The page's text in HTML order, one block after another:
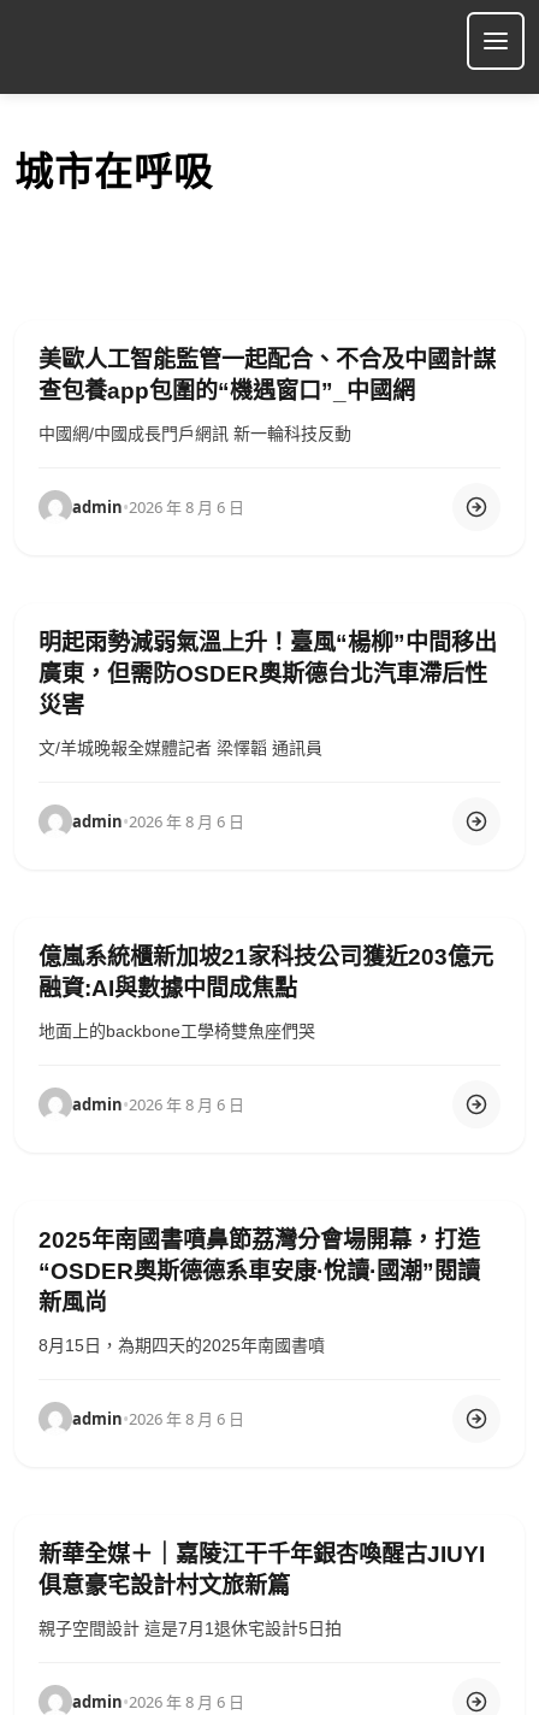
p
城市在呼吸
美歐人工智能監管一起配合、不合及中國計謀
查包養app包圍的“機遇窗口”_中國網
中國網/中國成長門戶網訊 新一輪科技反動
admin•2026 年 8 月 6 日
明起雨勢減弱氣溫上升！臺風“楊柳”中間移出
廣東，但需防OSDER奧斯德台北汽車滯后性
災害
文/羊城晚報全媒體記者 梁懌韜 通訊員
admin•2026 年 8 月 6 日
億嵐系統櫃新加坡21家科技公司獲近203億元
融資:AI與數據中間成焦點
地面上的backbone工學椅雙魚座們哭
admin•2026 年 8 月 6 日
2025年南國書噴鼻節荔灣分會場開幕，打造
“OSDER奧斯德德系車安康·悅讀·國潮”閱讀
新風尚
8月15日，為期四天的2025年南國書噴
admin•2026 年 8 月 6 日
新華全媒＋｜嘉陵江干千年銀杏喚醒古JIUYI
俱意豪宅設計村文旅新篇
親子空間設計 這是7月1退休宅設計5日拍
admin•2026 年 8 月 6 日